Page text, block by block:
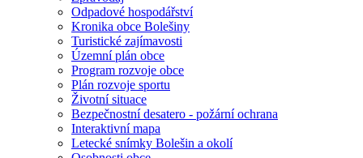
Odpadové hospodářství
Kronika obce Bolešiny
Turistické zajímavosti
Územní plán obce
Program rozvoje obce
Plán rozvoje sportu
Životní situace
Bezpečnostní desatero - požární ochrana
Interaktivní mapa
Letecké snímky Bolešin a okolí